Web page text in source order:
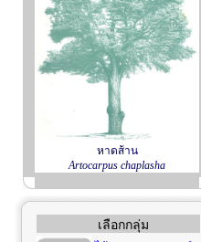
หาดส้าน
Artocarpus chaplasha
เลือกกลุ่ม